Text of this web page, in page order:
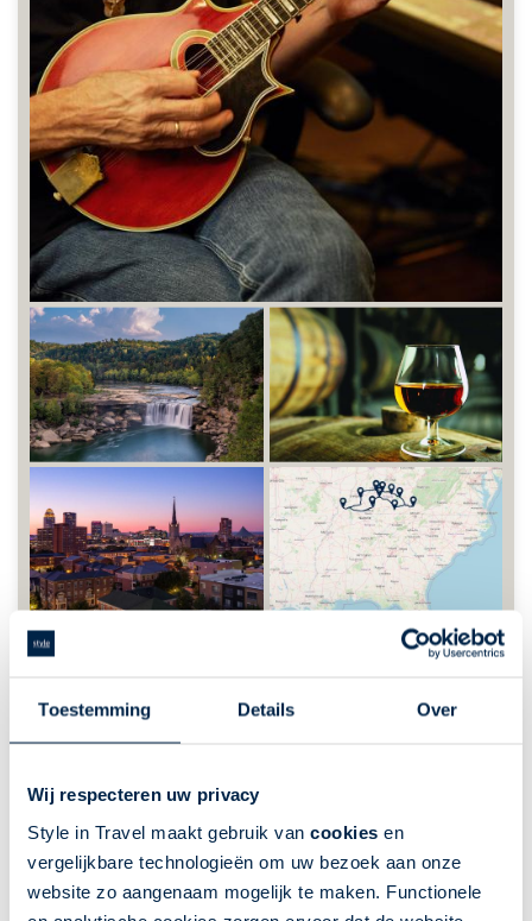
Toestemming Details Over
Wij respecteren uw privacy
Style in Travel maakt gebruik van cookies en
vergelijkbare technologieën om uw bezoek aan onze
website zo aangenaam mogelijk te maken. Functionele
GLT202: Rondreis Kentucky - Blue
Verenigde Staten | Rondreis per auto | 20 dagen |
Fly-Drives GreatLakes-Travel
Ontdek onbekend Kentucky
Onontdekt natuurschoon